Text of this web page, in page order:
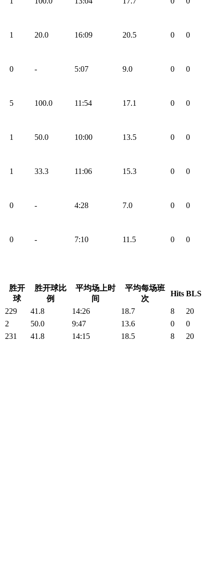
1 20.0 16:09 20.5 0
0
0 - 5:07 9.0 0
0
5 100.0 11:54 17.1 0
0
1 50.0 10:00 13.5 0
0
1 33.3 11:06 15.3 0
0
0 - 4:28 7.0 0
0
0 - 7:10 11.5 0 0
胜开
球
胜开球比
例
平均场上时
间
平均每场班
次
Hits BLS
229 41.8 14:26 18.7 8
20
2 50.0 9:47 13.6 0
0
231 41.8 14:15 18.5 8
20